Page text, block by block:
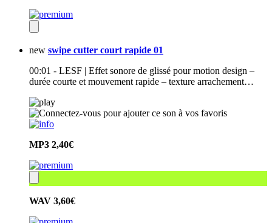
new swipe cutter court rapide 01
00:01 - LESF | Effet sonore de glissé pour motion design –
durée courte et mouvement rapide – texture arrachement…
MP3 2,40€
WAV 3,60€